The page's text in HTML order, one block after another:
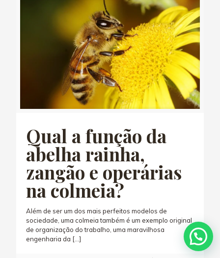
Qual a função da
abelha rainha,
zangão e operárias
na colmeia?
Além de ser um dos mais perfeitos modelos de
sociedade, uma colmeia também é um exemplo original
de organização do trabalho, uma maravilhosa
engenharia da […]